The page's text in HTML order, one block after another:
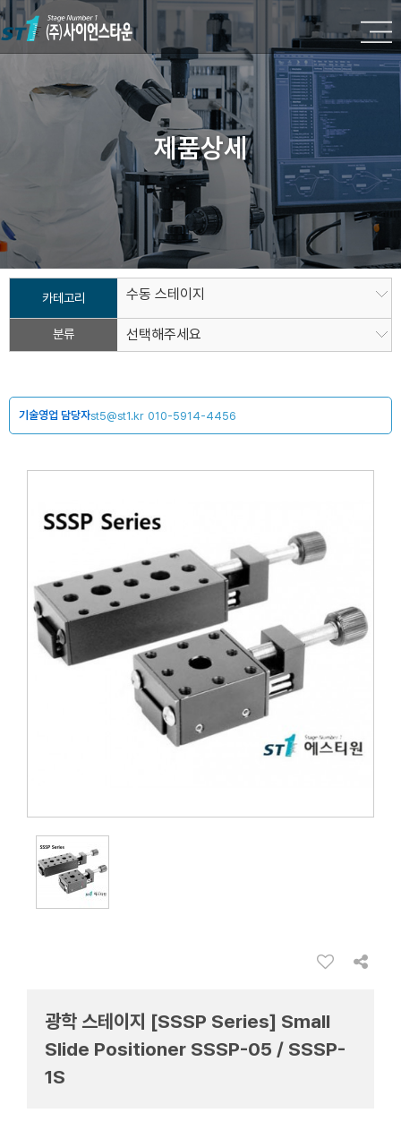
제품상세
카테고리 수동 스테이지
분류 선택해주세요
기술영업 담당자st5@st1.kr 010-5914-4456
광학 스테이지 [SSSP Series] Small
Slide Positioner SSSP-05 / SSSP-
1S